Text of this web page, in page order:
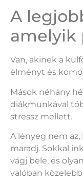
A
amelyik
Van, akinek a
élményt és
Mások néhány
diákmunkával
stressz mellett.
A lényeg nem
maradj. Sokkal
vágj bele, és
valóban